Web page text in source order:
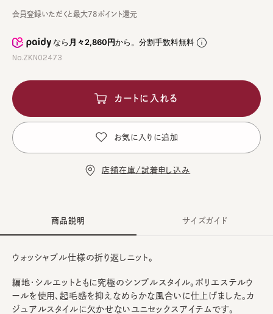
なら月々2,860円から。分割手数料無料
No.ZKN02473
会員登録いただくと最大78ポイント還元
カートに入れる
お気に入りに追加
店舗在庫/試着申し込み
商品説明
ウォッシャブル仕様の折り返しニット。
編地・シルエットともに究極のシンプルスタイル。ポリエステルウ
ールを使用、起毛感を抑えなめらかな風合いに仕上げました。カ
ジュアルスタイルに欠かせないユニセックスアイテムです。
サイズガイド